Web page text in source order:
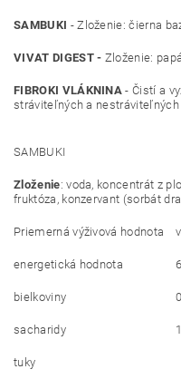
SAMBUKI - Zloženie: čierna
VIVAT DIGEST - Zloženie:
FIBROKI VLÁKNINA - Čistí a
stráviteľných a nestráviteľných
SAMBUKI
Zloženie: voda, koncentrát z
fruktóza, konzervant (sorbát
Priemerná výživová hodnota
energetická hodnota
bielkoviny
sacharidy
tuky